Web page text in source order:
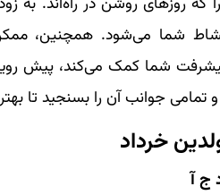
شما می‌شود. همچنین،
شما کمک می‌کند، پیش
جوانب آن را بسنجید تا
خرداد
ج آ